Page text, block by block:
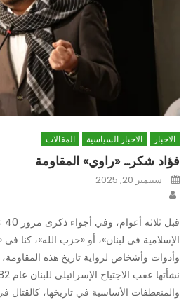
الاخبار الاخبار السياسية المقالات
فؤاد شكر… «راوي» المقاومة
Posted
onسبتمبر 20, 2025
الإسلامية في لبنان»، أو «حزب الله»، كنا
وأدوات وأشخاص لرواية تاريخ هذه
والمنعطفات الأساسية في تاريخها، كالقتال